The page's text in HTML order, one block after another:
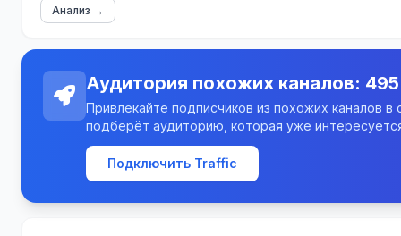
Анализ →
Аудитория похожих каналов:
Привлекайте подписчиков из похожих каналов в
подберёт аудиторию, которая уже
Подключить Traffic